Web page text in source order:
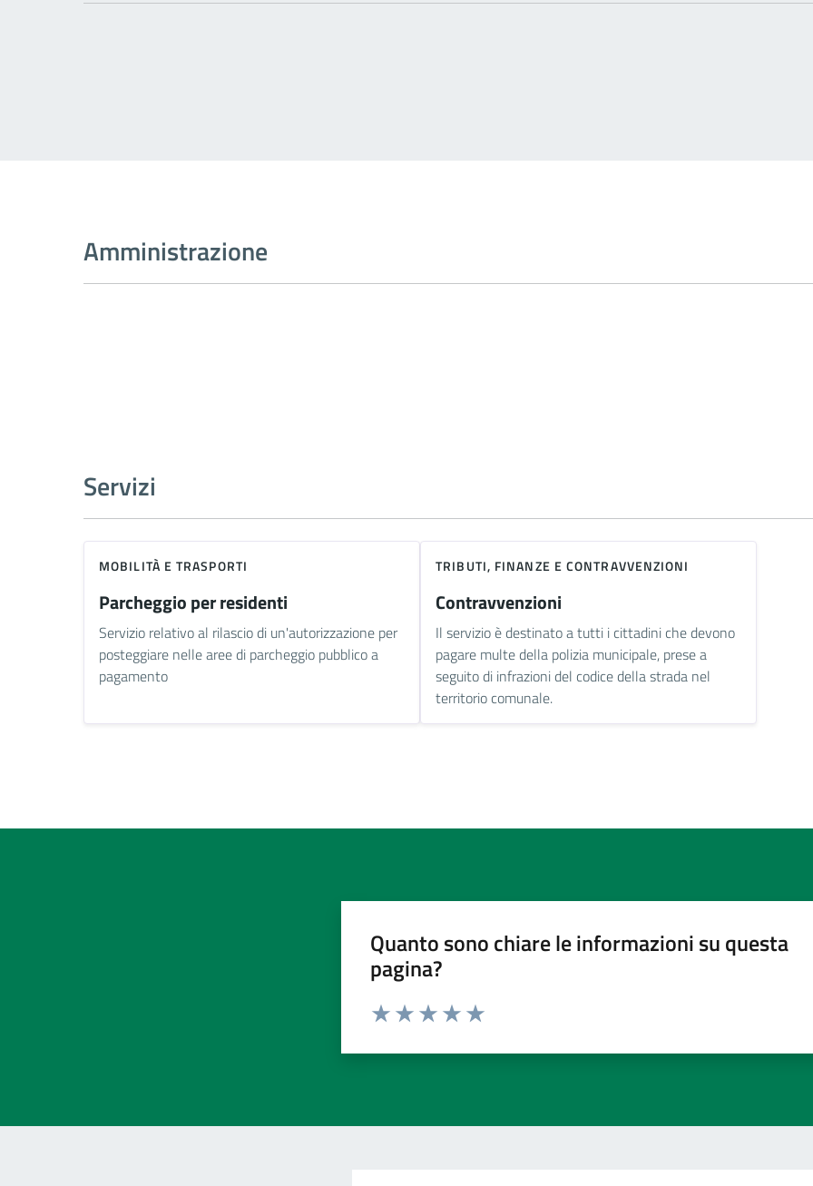
Amministrazione
Servizi
MOBILITÀ E TRASPORTI
Parcheggio per residenti
Servizio relativo al rilascio di un'autorizzazione per
posteggiare nelle aree di parcheggio pubblico a
pagamento
TRIBUTI, FINANZE E CONTRAVVENZIONI
Contravvenzioni
Il servizio è destinato a tutti i cittadini che devono
pagare multe della polizia municipale, prese a
seguito di infrazioni del codice della strada nel
territorio comunale.
Quanto sono chiare le informazioni su questa
pagina?